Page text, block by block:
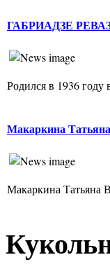
ГАБРИАДЗЕ
Родился в 1936 году
Макаркина
Макаркина Татьяна